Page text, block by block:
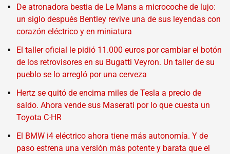
De atronadora bestia de Le Mans a microcoche de lujo:
un siglo después Bentley revive una de sus leyendas con
corazón eléctrico y en miniatura
El taller oficial le pidió 11.000 euros por cambiar el botón
de los retrovisores en su Bugatti Veyron. Un taller de su
pueblo se lo arregló por una cerveza
Hertz se quitó de encima miles de Tesla a precio de
saldo. Ahora vende sus Maserati por lo que cuesta un
Toyota C-HR
El BMW i4 eléctrico ahora tiene más autonomía. Y de
paso estrena una versión más potente y barata que el